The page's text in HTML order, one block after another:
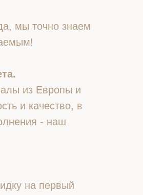
мы точно знаем
из Европы и
и качество, в
- наш
на первый